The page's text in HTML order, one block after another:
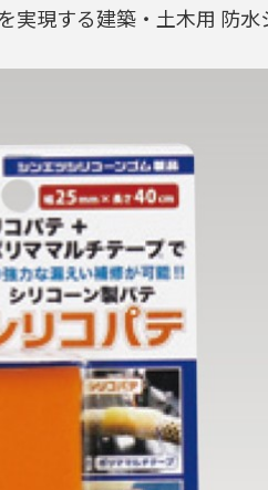
現する建築・土木用 防